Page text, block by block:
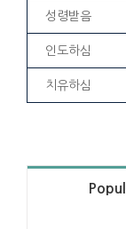
성령받음
인도하심
치유하심